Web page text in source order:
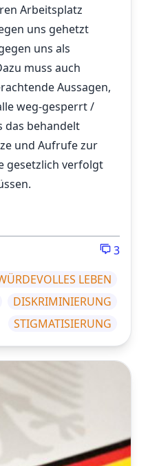
Arbeitsplatz
uns gehetzt
uns als
muss auch
Aussagen,
weg-gesperrt /
das behandelt
und Aufrufe zur
gesetzlich verfolgt
3
LEBEN
DISKRIMINIERUNG
STIGMATISIERUNG